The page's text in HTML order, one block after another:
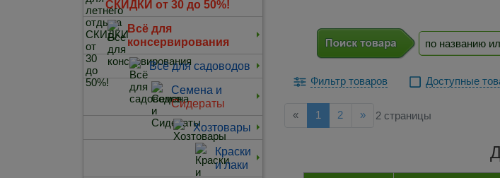
СКИДКИ от 30 до 50%!
Всё для
консервирования
Всё для садоводов
Семена и
Сидераты
Хозтовары
Краски
и лаки
Фильтр товаров Доступные
«Назад
1 2 »Далее
2 страницы